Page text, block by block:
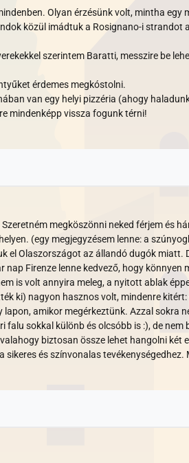
Olyan érzésünk volt, mintha
közül imádtuk a Rosignano-i
szerintem Baratti, messzire be
érdemes megkóstolni.
van egy helyi pizzéria (ahogy
mindenképp vissza fogunk térni!
megköszönni neked férjem és
(egy megjegyzésem lenne: a
el Olaszországot az állandó dugók
Firenze lenne kedvező, hogy
is volt annyira meleg, a nyitott ablak
ki) nagyon hasznos volt, mindenre
amikor megérkeztünk. Azzal sokra
sokkal különb és olcsóbb is :), de
biztosan össze lehet hangolni
és színvonalas